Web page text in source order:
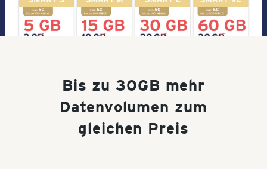
Bis zu 30GB mehr
Datenvolumen zum
gleichen Preis